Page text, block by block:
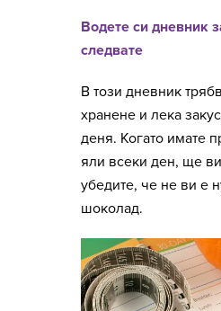
Водете си дневник
следвате
В този дневник
хранене и лека
деня. Когато имате
яли всеки ден, ще
убедите, че не ви е
шоколад.